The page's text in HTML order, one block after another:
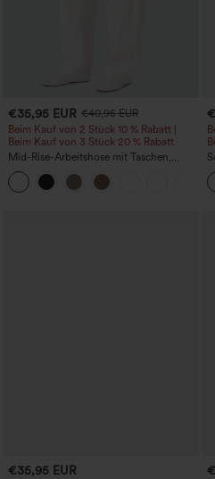
€35,95 EUR €40,95 EUR
Beim Kauf von 2 Stück 10 % Rabatt |
Beim Kauf von 3 Stück 20 % Rabatt
Mid-Rise-Arbeitshose mit Taschen,
Barrel-Leg und weiter Passform
€35,95 EUR